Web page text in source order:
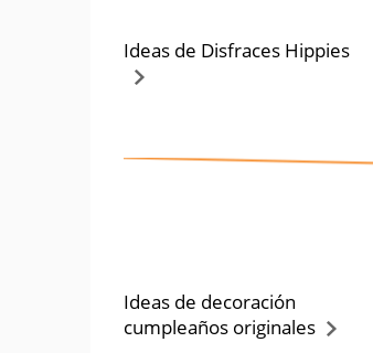
Ideas de Disfraces Hippies
Ideas de decoración
cumpleaños originales